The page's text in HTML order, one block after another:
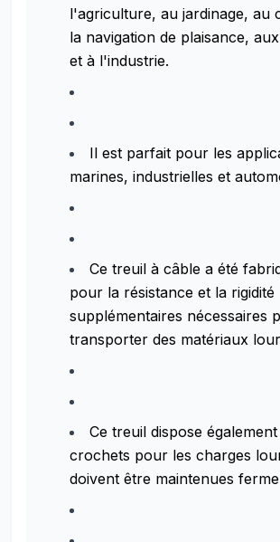
l'agriculture, au jardinage, au
la navigation de plaisance,
et à l'industrie.
Il est parfait pour les
marines, industrielles et
Ce treuil à câble a été
pour la résistance et la rigidité
supplémentaires nécessaires
transporter des matériaux
Ce treuil dispose
crochets pour les charges
doivent être maintenues